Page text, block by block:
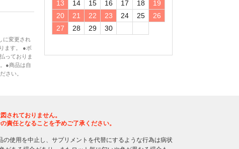
に変更され
ます。 ●ボ
っておりま
●商品は自
さい。
13
14 15 16 17 18
19
20
21 22 23 24 25
26
27
28 29 30
されておりません。
責任となることを予めご了承ください。
使用を中止し、サプリメントを代替にするような行為は病状